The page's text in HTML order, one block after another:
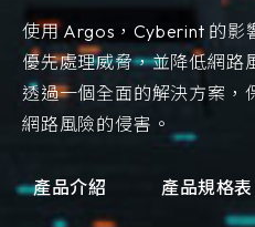
QSAN 廣
OPSWAT
MENLO
SSH
使用 Argos，Cyberint 的影
優先處理威脅，並降低網路
透過一個全面的解決方案，
網路風險的侵害。
產品介紹 產品規格表